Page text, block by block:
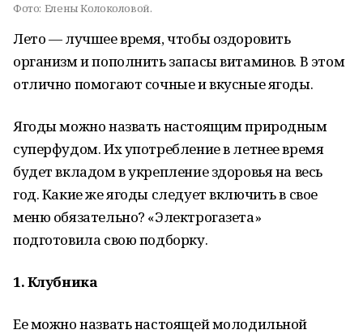
Фото: Елены Колоколовой.
Лето — лучшее время, чтобы оздоровить
организм и пополнить запасы витаминов. В этом
отлично помогают сочные и вкусные ягоды.
Ягоды можно назвать настоящим природным
суперфудом. Их употребление в летнее время
будет вкладом в укрепление здоровья на весь
год. Какие же ягоды следует включить в свое
меню обязательно? «Электрогазета»
подготовила свою подборку.
1. Клубника
Ее можно назвать настоящей молодильной